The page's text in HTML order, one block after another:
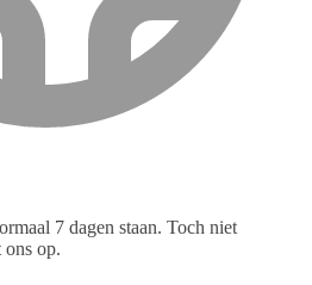
7 dagen staan. Toch niet
ons op.